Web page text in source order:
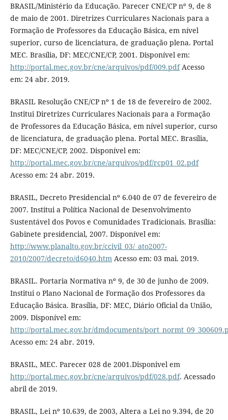
BRASIL/Ministério da Educação. Parecer CNE/CP nº 9, de 8
de maio de 2001. Diretrizes Curriculares Nacionais para a
Formação de Professores da Educação Básica, em nível
superior, curso de licenciatura, de graduação plena. Portal
MEC. Brasília, DF: MEC/CNE/CP, 2001. Disponível em:
http://portal.mec.gov.br/cne/arquivos/pdf/009.pdfAcesso
em: 24 abr. 2019.
BRASIL Resolução CNE/CP nº 1 de 18 de fevereiro de 2002.
Institui Diretrizes Curriculares Nacionais para a Formação
de Professores da Educação Básica, em nível superior, curso
de licenciatura, de graduação plena. Portal MEC. Brasília,
DF: MEC/CNE/CP, 2002. Disponível em:
http://portal.mec.gov.br/cne/arquivos/pdf/rcp01_02.pdf
Acesso em: 24 abr. 2019.
BRASIL, Decreto Presidencial nº 6.040 de 07 de fevereiro de
2007. Institui a Política Nacional de Desenvolvimento
Sustentável dos Povos e Comunidades Tradicionais. Brasília:
Gabinete presidencial, 2007. Disponível em:
http://www.planalto.gov.br/ccivil_03/_ato2007-
2010/2007/decreto/d6040.htmAcesso em: 03 mai. 2019.
BRASIL. Portaria Normativa nº 9, de 30 de junho de 2009.
Institui o Plano Nacional de Formação dos Professores da
Educação Básica. Brasília, DF: MEC, Diário Oficial da União,
2009. Disponível em:
http://portal.mec.gov.br/dmdocuments/
Acesso em: 24 abr. 2019.
BRASIL, MEC. Parecer 028 de 2001.Disponivel em
http://portal.mec.gov.br/cne/arquivos/pdf/028.pdf. Acessado
abril de 2019.
BRASIL, Lei nº 10.639, de 2003, Altera a Lei no 9.394, de 20